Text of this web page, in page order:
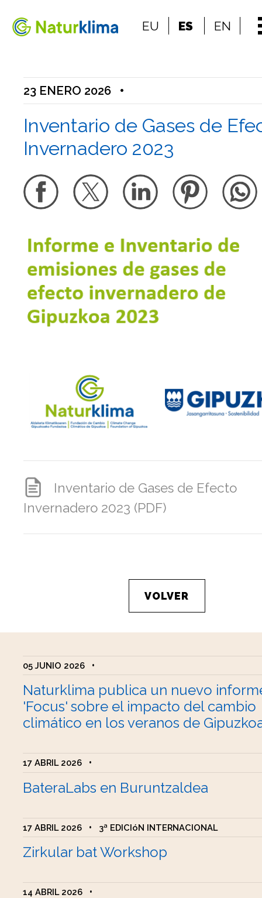
Ir a los contenidos
EU ES EN
23 ENERO 2026 •
Inventario de Gases de
Invernadero 2023
Inventario de Gases de Efecto
Invernadero 2023 (PDF)
VOLVER
05 JUNIO 2026 •
Naturklima publica un nuevo
'Focus' sobre el impacto del cambio
climático en los veranos de
17 ABRIL 2026 •
BateraLabs en Buruntzaldea
17 ABRIL 2026 • 3ª EDICIóN INTERNACIONAL
Zirkular bat Workshop
14 ABRIL 2026 •